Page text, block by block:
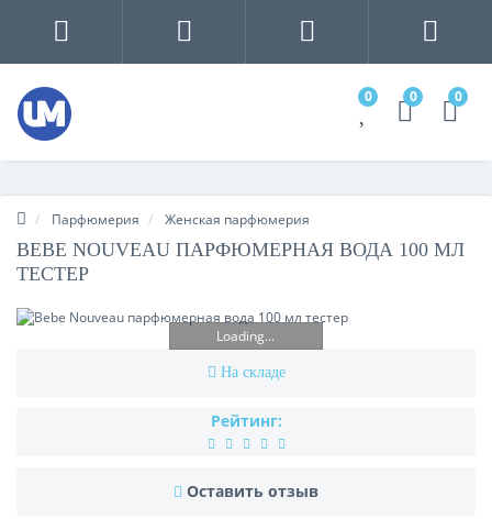
0 0 0
Парфюмерия Женская парфюмерия
BEBE NOUVEAU ПАРФЮМЕРНАЯ ВОДА 100 МЛ
ТЕСТЕР
Loading...
На складе
Рейтинг:
Оставить отзыв